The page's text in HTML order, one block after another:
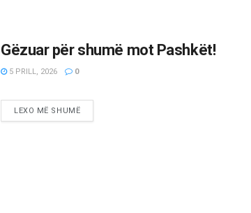
Gëzuar për shumë mot Pashkët!
5 PRILL, 2026 0
LEXO MË SHUMË